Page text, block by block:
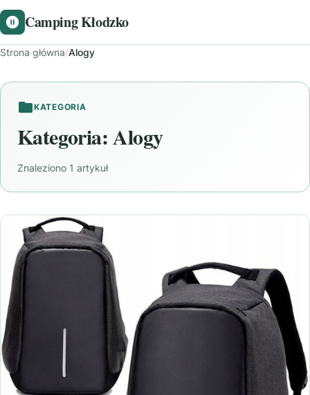
Camping Kłodzko
Strona główna/Alogy
KATEGORIA
Kategoria:Alogy
Znaleziono 1 artykuł